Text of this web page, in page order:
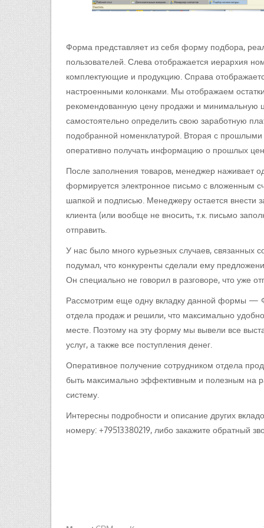
Форма представляет из себя форму подбора,
пользователей. Слева отображается иерархия
комплектующие и продукцию. Справа
настроенными колонками. Мы отображаем
рекомендованную цену продажи и минимальную
самостоятельно определить свою заработную
подобранной номенклатурой. Вторая с
оперативно получать информацию о прошлых
После заполнения товаров, менеджер наживает
формируется электронное письмо с вложенным
шапкой и подписью. Менеджеру остается внести
клиента (или вообще не вносить, т.к. письмо
отправить.
У нас было много курьезных случаев, связанных
подумал, что конкуренты сделали ему
Он специально не говорил в разговоре, что уже
Рассмотрим еще одну вкладку данной формы —
отдела продаж и решили, что максимально
месте. Поэтому на эту форму мы вывели все
услуг, а также все поступления денег.
Оперативное получение сотрудником отдела
быть максимально эффективным и полезным на
систему.
Интересны подробности и описание других
номеру: +79513380219, либо закажите обратный